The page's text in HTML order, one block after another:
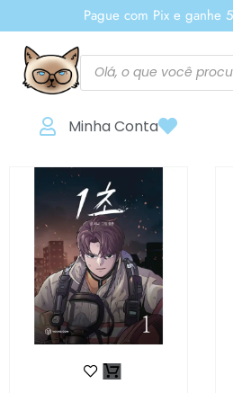
Pague com Pix e ganhe
Minha Conta